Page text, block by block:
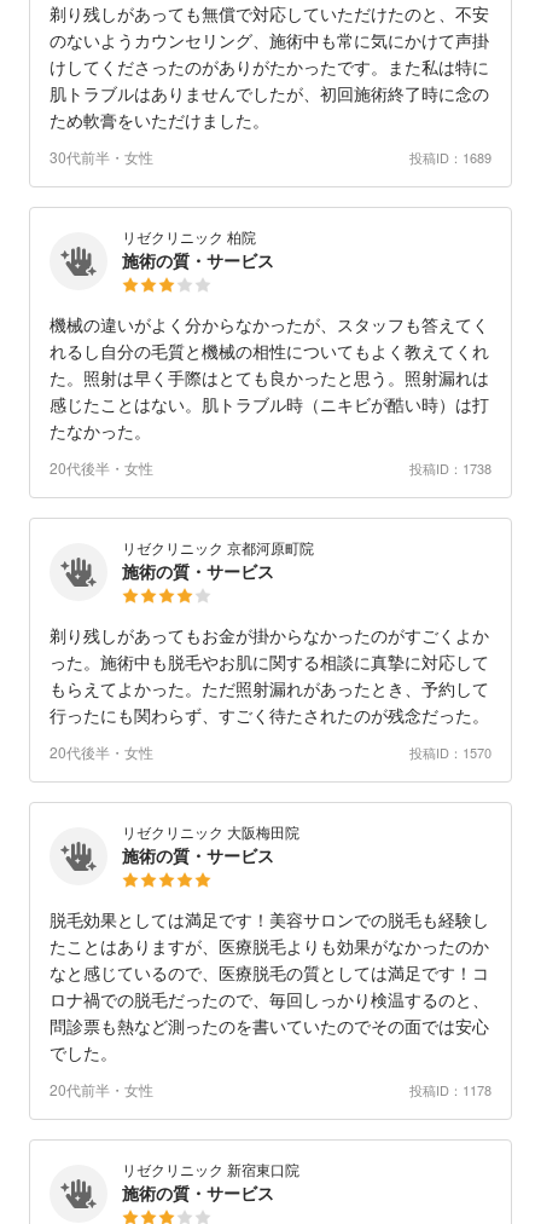
剃り残しがあっても無償で対応していただけたのと、不安
のないようカウンセリング、施術中も常に気にかけて声掛
けしてくださったのがありがたかったです。また私は特に
肌トラブルはありませんでしたが、初回施術終了時に念の
ため軟膏をいただけました。
30代前半・女性 投稿ID：1689
リゼクリニック 柏院
施術の質・サービス
機械の違いがよく分からなかったが、スタッフも答えてく
れるし自分の毛質と機械の相性についてもよく教えてくれ
た。照射は早く手際はとても良かったと思う。照射漏れは
感じたことはない。肌トラブル時（ニキビが酷い時）は打
たなかった。
20代後半・女性 投稿ID：1738
リゼクリニック 京都河原町院
施術の質・サービス
剃り残しがあってもお金が掛からなかったのがすごくよか
った。施術中も脱毛やお肌に関する相談に真摯に対応して
もらえてよかった。ただ照射漏れがあったとき、予約して
行ったにも関わらず、すごく待たされたのが残念だった。
20代後半・女性 投稿ID：1570
リゼクリニック 大阪梅田院
施術の質・サービス
脱毛効果としては満足です！美容サロンでの脱毛も経験し
たことはありますが、医療脱毛よりも効果がなかったのか
なと感じているので、医療脱毛の質としては満足です！コ
ロナ禍での脱毛だったので、毎回しっかり検温するのと、
問診票も熱など測ったのを書いていたのでその面では安心
でした。
20代前半・女性 投稿ID：1178
リゼクリニック 新宿東口院
施術の質・サービス